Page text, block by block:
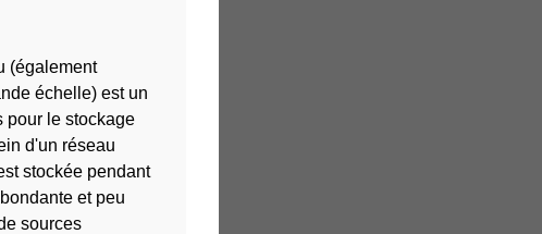
(également
échelle) est un
pour le stockage
d'un réseau
stockée pendant
et peu
sources